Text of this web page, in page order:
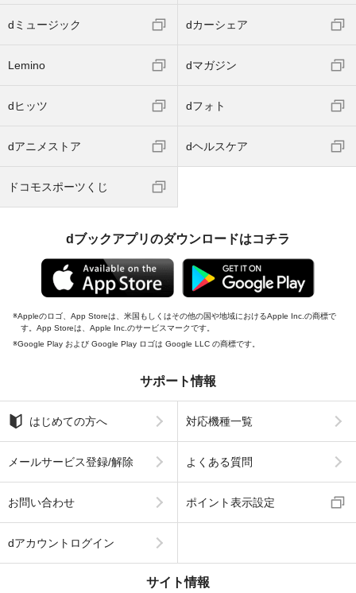
dミュージック dカーシェア
Lemino dマガジン
dヒッツ dフォト
dアニメストア dヘルスケア
ドコモスポーツくじ
dブックアプリのダウンロードはコチラ
Appleのロゴ、App Storeは、米国もしくはその他の国や地域におけるApple Inc.の商標で
す。App Storeは、Apple Inc.のサービスマークです。
Google Play および Google Play ロゴは Google LLC の商標です。
サポート情報
はじめての方へ 対応機種一覧
メールサービス登録/解除 よくある質問
お問い合わせ ポイント表示設定
dアカウントログイン
サイト情報